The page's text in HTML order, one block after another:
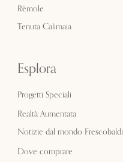
Rèmole
Tenuta Calimaia
Esplora
Progetti Speciali
Realtà Aumentata
Notizie dal mondo Frescobaldi
Dove comprare